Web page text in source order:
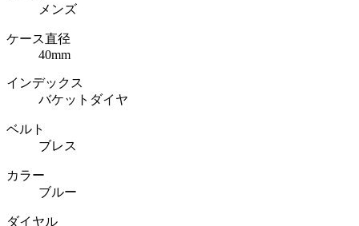
メンズ
ケース直径
40mm
インデックス
バケットダイヤ
ベルト
ブレス
カラー
ブルー
ダイヤル